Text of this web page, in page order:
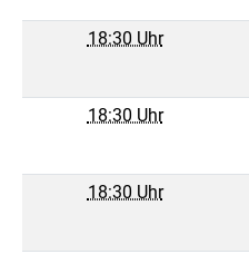
18:30 Uhr
18:30 Uhr
18:30 Uhr